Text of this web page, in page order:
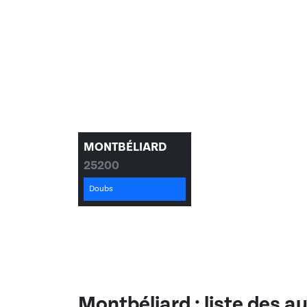
MONTBÉLIARD
25200
Doubs